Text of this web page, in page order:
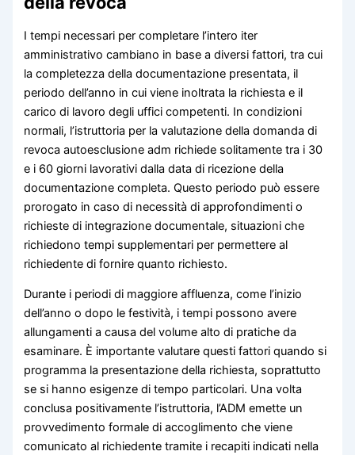
I tempi necessari per completare l’intero iter
amministrativo cambiano in base a diversi fattori, tra cui
la completezza della documentazione presentata, il
periodo dell’anno in cui viene inoltrata la richiesta e il
carico di lavoro degli uffici competenti. In condizioni
normali, l’istruttoria per la valutazione della domanda di
revoca autoesclusione adm richiede solitamente tra i 30
e i 60 giorni lavorativi dalla data di ricezione della
documentazione completa. Questo periodo può essere
prorogato in caso di necessità di approfondimenti o
richieste di integrazione documentale, situazioni che
richiedono tempi supplementari per permettere al
richiedente di fornire quanto richiesto.
Durante i periodi di maggiore affluenza, come l’inizio
dell’anno o dopo le festività, i tempi possono avere
allungamenti a causa del volume alto di pratiche da
esaminare. È importante valutare questi fattori quando si
programma la presentazione della richiesta, soprattutto
se si hanno esigenze di tempo particolari. Una volta
conclusa positivamente l’istruttoria, l’ADM emette un
provvedimento formale di accoglimento che viene
comunicato al richiedente tramite i recapiti indicati nella